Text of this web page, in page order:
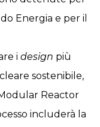
Energia e per il
i design più
sostenibile,
Reactor
includerà la